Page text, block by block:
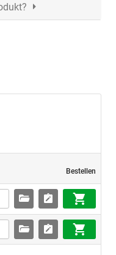
Bestellen